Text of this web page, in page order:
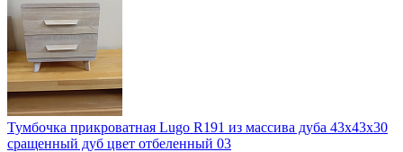
Тумбочка прикроватная Lugo R191 из массива дуба 43х43х30
сращенный дуб цвет отбеленный 03